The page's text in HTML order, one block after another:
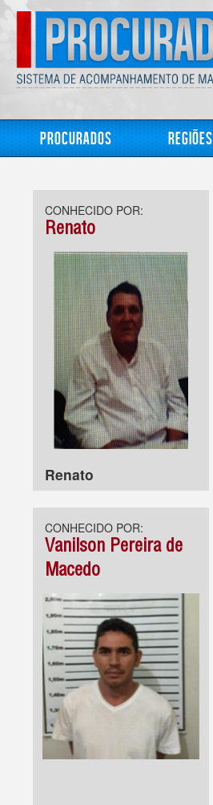
Procurados Regiões
CONHECIDO POR:
Renato
Renato
CONHECIDO POR:
Vanilson Pereira de
Macedo